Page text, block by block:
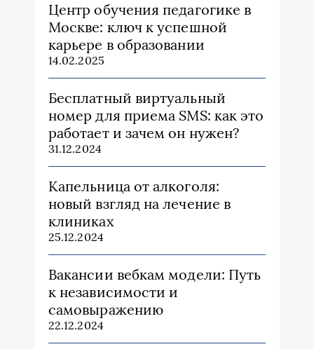
Центр обучения педагогике в
Москве: ключ к успешной
карьере в образовании
14.02.2025
Бесплатный виртуальный
номер для приема SMS: как это
работает и зачем он нужен?
31.12.2024
Капельница от алкоголя:
новый взгляд на лечение в
клиниках
25.12.2024
Вакансии вебкам модели: Путь
к независимости и
самовыражению
22.12.2024